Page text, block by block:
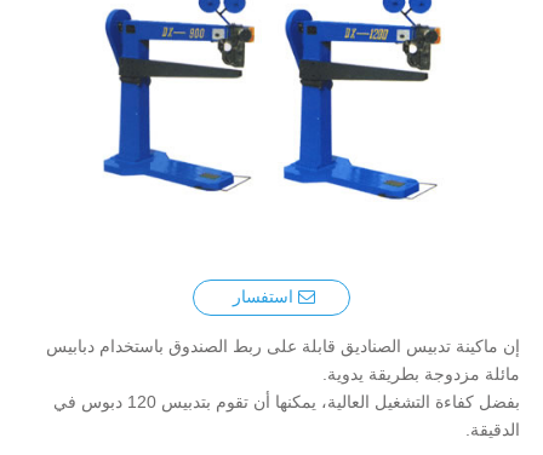
استفسار
إن ماكينة تدبيس الصناديق قابلة على ربط الصندوق باستخدام دبابيس
مائلة مزدوجة بطريقة يدوية.
بفضل كفاءة التشغيل العالية، يمكنها أن تقوم بتدبيس 120 دبوس في
الدقيقة.